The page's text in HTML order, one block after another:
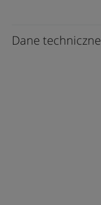
Dane techniczne